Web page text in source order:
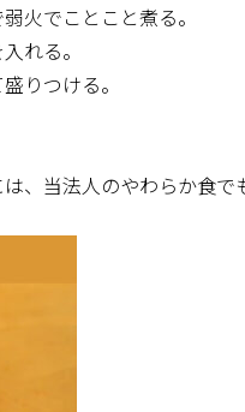
火でことこと煮る。
れる。
りつける。
、当法人のやわらか食